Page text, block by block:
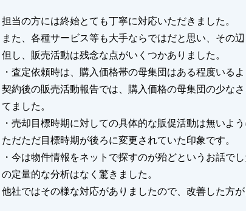
担当の方には終始とても丁寧に対応いただきました。
また、各種サービス等も大手ならではだと思い、その辺
但し、販売活動は残念な点がいくつかありました。
・査定依頼時は、購入価格帯の母集団はある程度いるよ
契約後の販売活動報告では、購入価格の母集団の少な
てました。
・売却目標時期に対しての具体的な販促活動は無いよう
ただただ目標時期が後ろに変更されていた印象です。
・今は物件情報をネットで探すのが殆どというお話で
の定量的な分析はなく驚きました。
他社ではその様な対応がありましたので、改善した方が